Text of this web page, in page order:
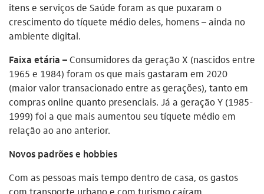
itens e serviços de Saúde foram as que puxaram o
crescimento do tíquete médio deles, homens – ainda no
ambiente digital.
Faixa etária –Consumidores da geração X (nascidos entre
1965 e 1984) foram os que mais gastaram em 2020
(maior valor transacionado entre as gerações), tanto em
compras online quanto presenciais. Já a geração Y (1985-
1999) foi a que mais aumentou seu tíquete médio em
relação ao ano anterior.
Novos padrões e hobbies
Com as pessoas mais tempo dentro de casa, os gastos
com transporte urbano e com turismo caíram